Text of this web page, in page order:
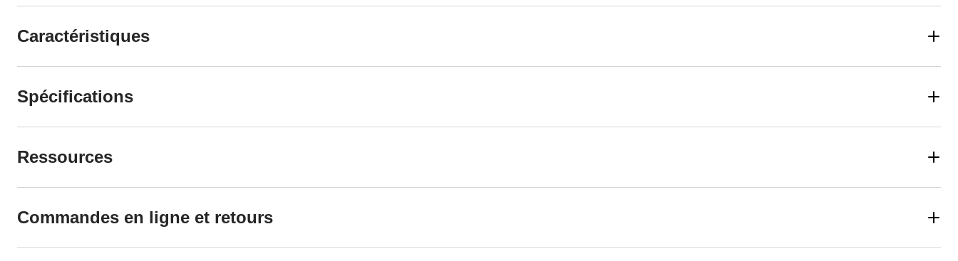
Caractéristiques
Spécifications
Ressources
Commandes en ligne et retours